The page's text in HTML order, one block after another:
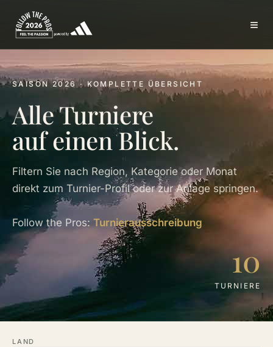
≡
SAISON 2026 · KOMPLETTE ÜBERSICHT
Alle Turniere
auf einen Blick.
Filtern Sie nach Region, Kategorie oder Monat
direkt zum Turnier-Profil oder zur Anlage springen.
Follow the Pros: Turnierausschreibung
10
TURNIERE
LAND